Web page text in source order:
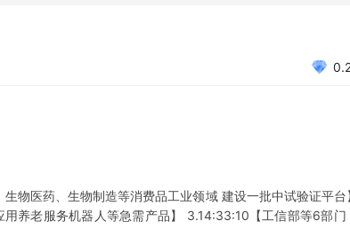
物医药、生物制造等消费品工业领域 建设一批中试验证平台
养老服务机器人等急需产品】 3.14:33:10【工信部等6部门